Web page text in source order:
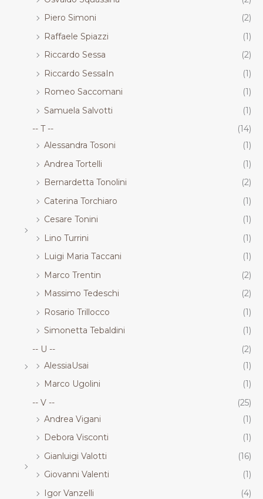
Piero Simoni
(2)
Raffaele Spiazzi
(1)
Riccardo Sessa
(2)
Riccardo SessaIn
(1)
Romeo Saccomani
(1)
Samuela Salvotti
(1)
-- T --
(14)
Alessandra Tosoni
(1)
Andrea Tortelli
(1)
Bernardetta Tonolini
(2)
Caterina Torchiaro
(1)
Cesare Tonini
(1)
Lino Turrini
(1)
Luigi Maria Taccani
(1)
Marco Trentin
(2)
Massimo Tedeschi
(2)
Rosario Trillocco
(1)
Simonetta Tebaldini
(1)
-- U --
(2)
AlessiaUsai
(1)
Marco Ugolini
(1)
-- V --
(25)
Andrea Vigani
(1)
Debora Visconti
(1)
Gianluigi Valotti
(16)
Giovanni Valenti
(1)
Igor Vanzelli
(4)